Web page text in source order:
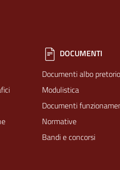
DOCUMENTI
Documenti albo pretorio
Modulistica
Documenti
Normative
Bandi e concorsi